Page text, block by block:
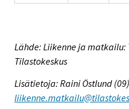
Lähde: Liikenne ja
Tilastokeskus
Lisätietoja: Raini Östlund